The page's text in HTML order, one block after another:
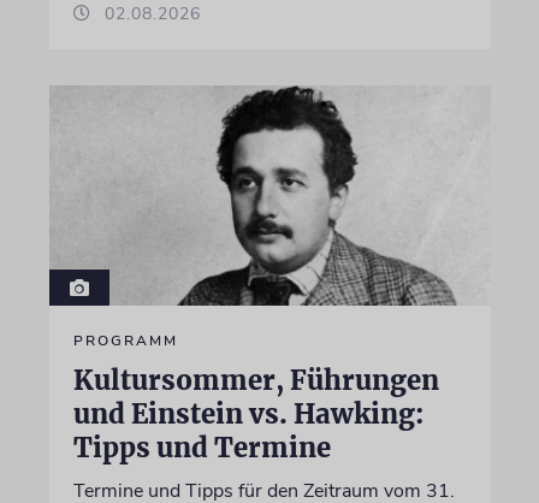
02.08.2026
PROGRAMM
Kultursommer, Führungen
und Einstein vs. Hawking:
Tipps und Termine
Termine und Tipps für den Zeitraum vom 31.